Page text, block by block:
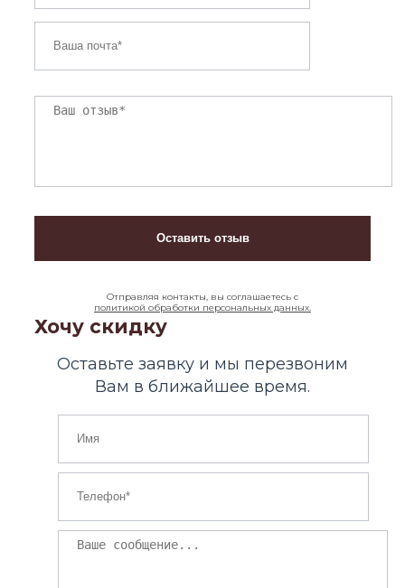
Отправляя контакты, вы соглашаетесь с
политикой обработки персональных данных.
Хочу скидку
Оставьте заявку и мы перезвоним
Вам в ближайшее время.